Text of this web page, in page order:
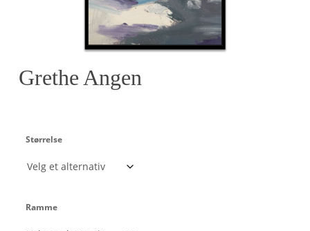
Grethe Angen
Størrelse
Ramme